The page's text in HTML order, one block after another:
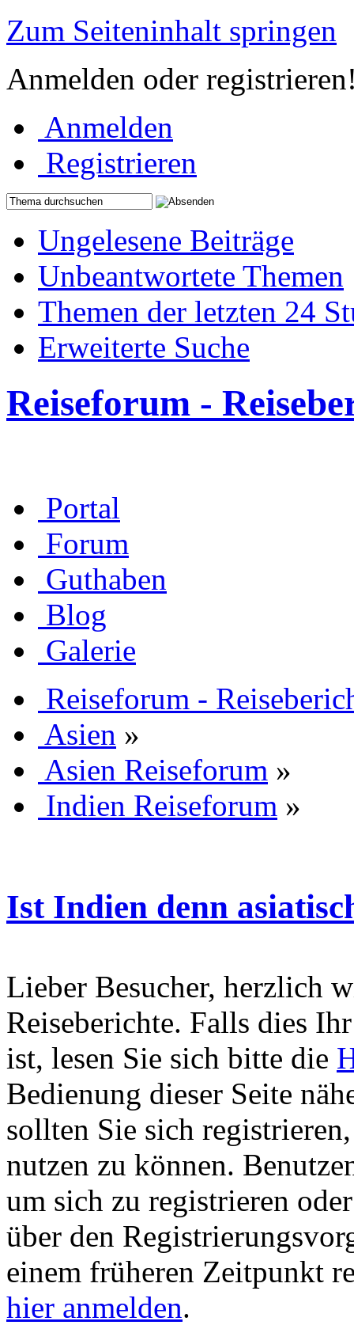
Zum Seiteninhalt springen
Anmelden oder
Anmelden
Registrieren
Ungelesene Beiträge
Unbeantwortete Themen
Themen der letzten 24
Erweiterte Suche
Reiseforum -
Portal
Forum
Guthaben
Blog
Galerie
Reiseforum -
Asien »
Asien Reiseforum »
Indien Reiseforum »
Ist Indien denn
Lieber Besucher, herzlich
Reiseberichte. Falls dies
ist, lesen Sie sich bitte die
Bedienung dieser Seite
sollten Sie sich
nutzen zu können.
um sich zu registrieren
über den
einem früheren Zeitpunkt
hier anmelden.